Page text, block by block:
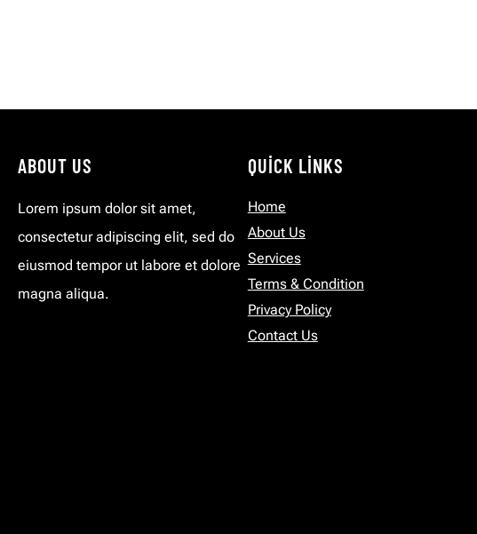
ABOUT US
Lorem ipsum dolor sit amet,
consectetur adipiscing elit, sed do
eiusmod tempor ut labore et dolore
magna aliqua.
QUICK LINKS
Home
About Us
Services
Terms & Condition
Privacy Policy
Contact Us